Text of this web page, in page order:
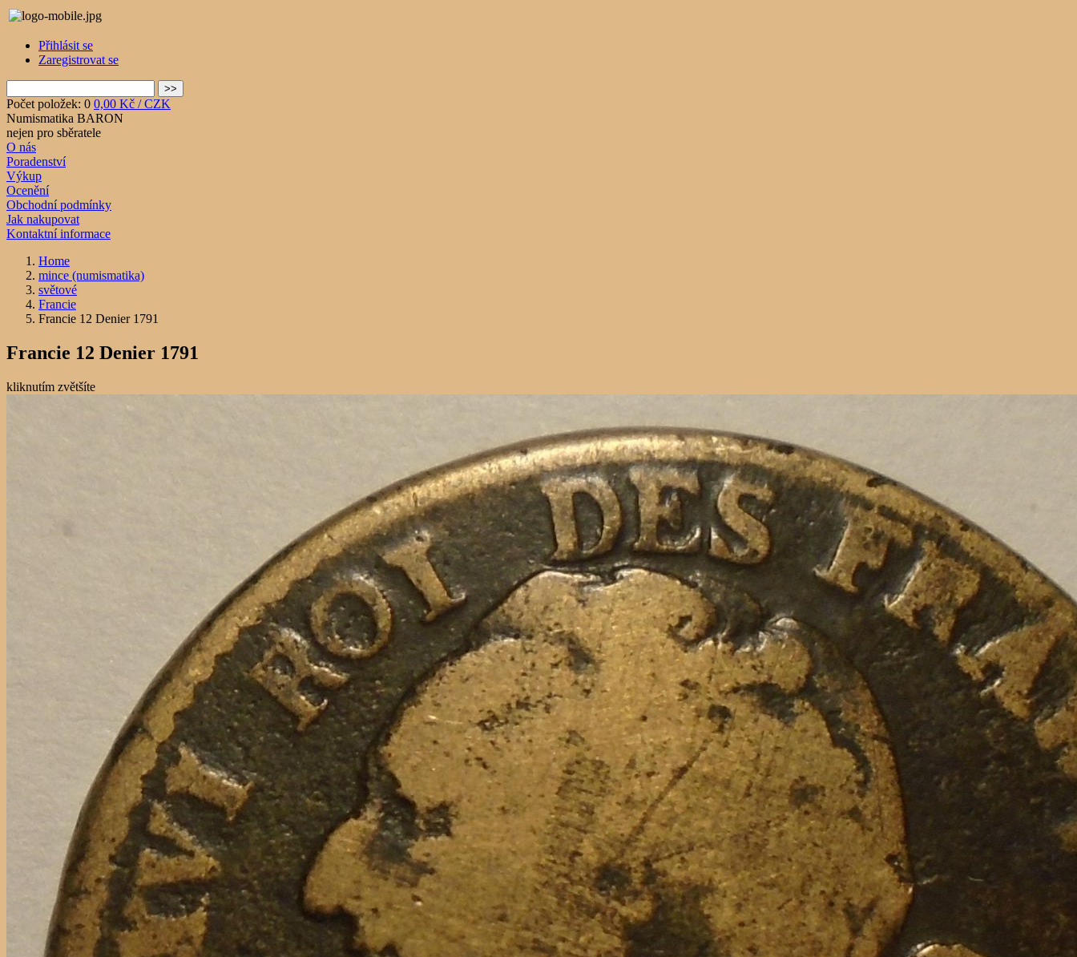
Přihlásit se
Zaregistrovat se
Počet položek: 0 0,00 Kč / CZK
Numismatika BARON
nejen pro sběratele
O nás
Poradenství
Výkup
Ocenění
Obchodní podmínky
Jak nakupovat
Kontaktní informace
Home
mince (numismatika)
světové
Francie
Francie 12 Denier 1791
Francie 12 Denier 1791
kliknutím zvětšíte